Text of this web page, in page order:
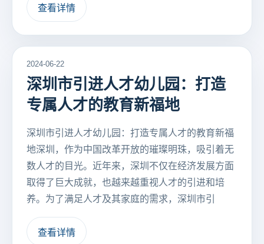
查看详情
2024-06-22
深圳市引进人才幼儿园：打造
专属人才的教育新福地
深圳市引进人才幼儿园：打造专属人才的教育新福
地深圳，作为中国改革开放的璀璨明珠，吸引着无
数人才的目光。近年来，深圳不仅在经济发展方面
取得了巨大成就，也越来越重视人才的引进和培
养。为了满足人才及其家庭的需求，深圳市引
查看详情